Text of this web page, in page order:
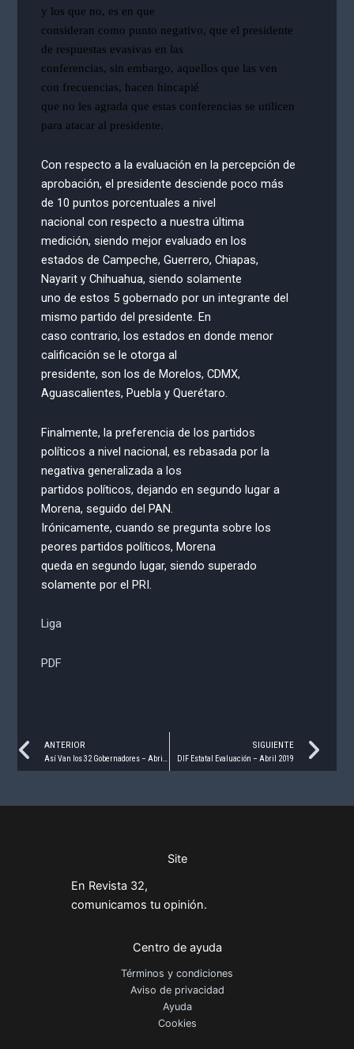
y los que no, es en que
consideran como punto negativo, que el presidente
de respuestas evasivas en las
conferencias, sin embargo, aquellos que las ven
con frecuencias, hacen hincapié
que no les agrada que estas conferencias se utilicen
para atacar al presidente.
Con respecto a la evaluación en la percepción de
aprobación, el presidente desciende poco más
de 10 puntos porcentuales a nivel
nacional con respecto a nuestra última
medición, siendo mejor evaluado en los
estados de Campeche, Guerrero, Chiapas,
Nayarit y Chihuahua, siendo solamente
uno de estos 5 gobernado por un integrante del
mismo partido del presidente. En
caso contrario, los estados en donde menor
calificación se le otorga al
presidente, son los de Morelos, CDMX,
Aguascalientes, Puebla y Querétaro.
Finalmente, la preferencia de los partidos
políticos a nivel nacional, es rebasada por la
negativa generalizada a los
partidos políticos, dejando en segundo lugar a
Morena, seguido del PAN.
Irónicamente, cuando se pregunta sobre los
peores partidos políticos, Morena
queda en segundo lugar, siendo superado
solamente por el PRI.
Liga
PDF
Prev
ANTERIOR SIGUIENTE
DIF Estatal Evaluación – Abril 2019
Site
En Revista 32,
comunicamos tu opinión.
Centro de ayuda
Términos y condiciones
Aviso de privacidad
Ayuda
Cookies